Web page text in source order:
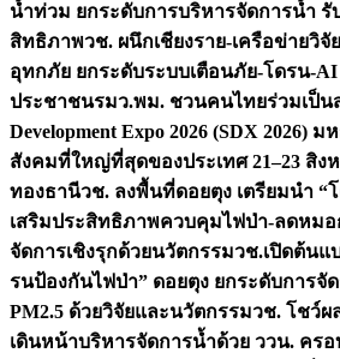
น้ำท่วม ยกระดับการบริหารจัดการน้ำ
สิทธิภาพวช. ผนึกเชียงราย-เครือข่ายวิ
อุทกภัย ยกระดับระบบเตือนภัย-โดรน-
ประชาชนรมว.พม. ชวนคนไทยร่วมเป็น
Development Expo 2026 (SDX 2026)
สังคมที่ใหญ่ที่สุดของประเทศ 21–23 สิ
ทองธานีวช. ลงพื้นที่ดอยตุง เตรียมนำ “
เสริมประสิทธิภาพควบคุมไฟป่า-ลดหม
จัดการเชิงรุกด้วยนวัตกรรมวช.เปิดต้นแ
รนป้องกันไฟป่า” ดอยตุง ยกระดับการจั
PM2.5 ด้วยวิจัยและนวัตกรรมวช. โชว์ผ
เดินหน้าบริหารจัดการน้ำด้วย ววน. คร